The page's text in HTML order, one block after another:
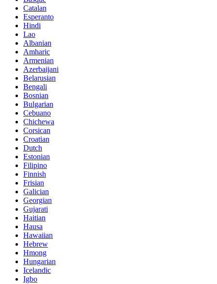
Catalan
Esperanto
Hindi
Lao
Albanian
Amharic
Armenian
Azerbaijani
Belarusian
Bengali
Bosnian
Bulgarian
Cebuano
Chichewa
Corsican
Croatian
Dutch
Estonian
Filipino
Finnish
Frisian
Galician
Georgian
Gujarati
Haitian
Hausa
Hawaiian
Hebrew
Hmong
Hungarian
Icelandic
Igbo